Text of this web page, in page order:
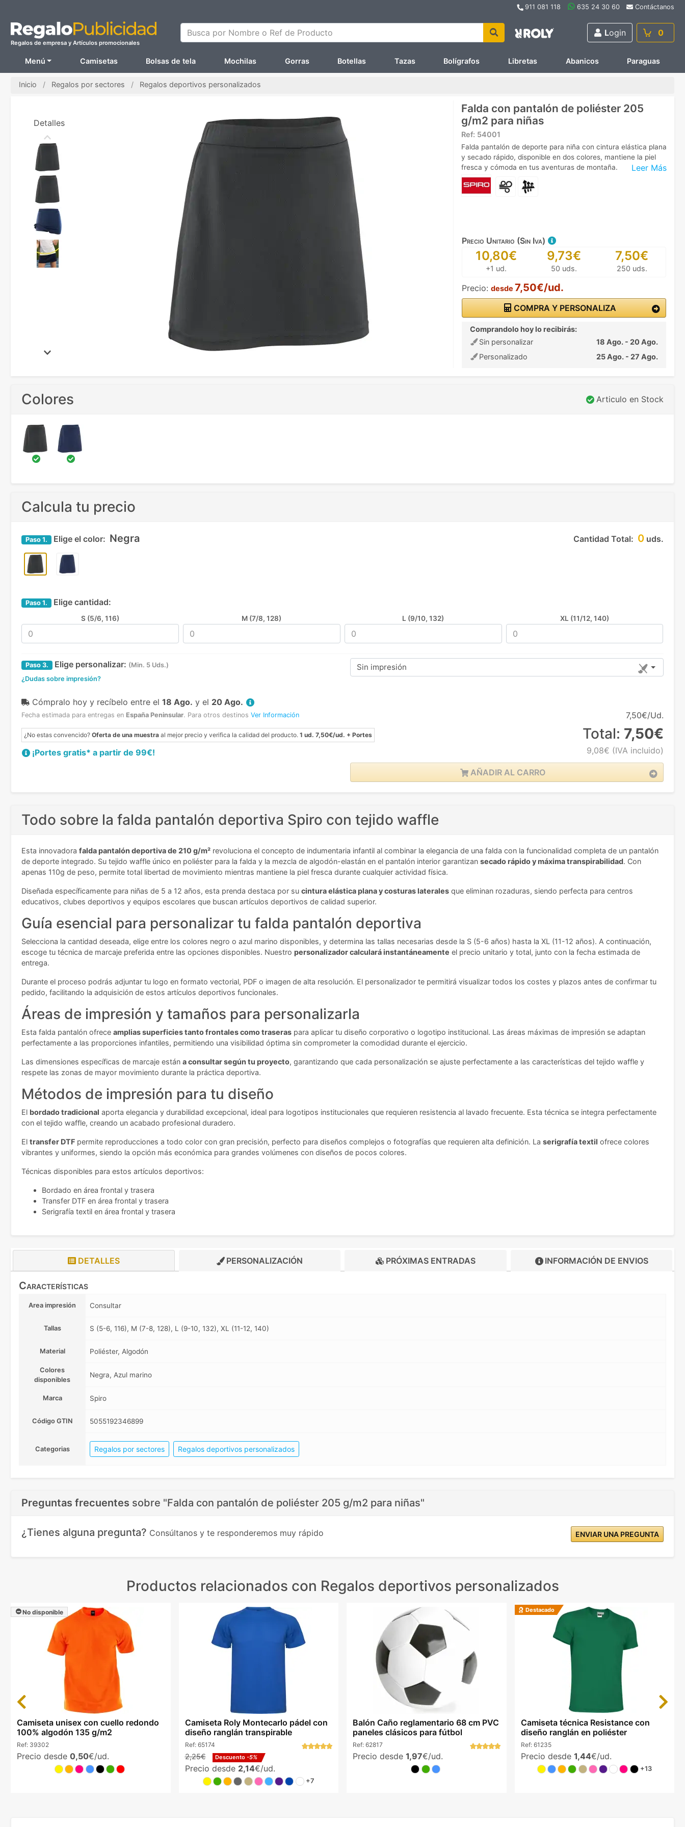
911 081 118 635 24 30 60 Contáctanos
Regalos de empresa y Artículos promocionales
Busca por Nombre o Ref de Producto Login 0
Menú Camisetas Bolsas de tela Mochilas Gorras Botellas Tazas Bolígrafos Libretas Abanicos Paraguas
Inicio Regalos por sectores Regalos deportivos personalizados
Falda con pantalón de poliéster 205
g/m2 para niñas
Ref: 54001
Leer Más
Falda pantalón de deporte para niña con cintura elástica plana
y secado rápido, disponible en dos colores, mantiene la piel
fresca y cómoda en tus aventuras de montaña.
Precio Unitario (Sin Iva)
10,80€
+1 ud.
9,73€
50 uds.
7,50€
250 uds.
Precio: desde 7,50€/ud.
COMPRA Y PERSONALIZA
Comprandolo hoy lo recibirás:
Sin personalizar
18 Ago. - 20 Ago.
Personalizado
25 Ago. - 27 Ago.
Detalles
Colores Articulo en Stock
Calcula tu precio
Cantidad Total: 0 uds.
Paso 1. Elige el color: Negra
Paso 1. Elige cantidad:
S (5/6, 116) M (7/8, 128) L (9/10, 132) XL (11/12, 140)
Paso 3. Elige personalizar: (Min. 5 Uds.)
¿Dudas sobre impresión?
Sin impresión
Cómpralo hoy y recíbelo entre el 18 Ago. y el 20 Ago.
Fecha estimada para entregas en España Peninsular. Para otros destinos Ver Información
¿No estas convencido? Oferta de una muestra al mejor precio y verifica la calidad del producto. 1 ud. 7,50€/ud. + Portes
¡Portes gratis* a partir de 99€!
7,50€/Ud.
Total: 7,50€
9,08€ (IVA incluido)
AÑADIR AL CARRO
Todo sobre la falda pantalón deportiva Spiro con tejido waffle
Esta innovadora falda pantalón deportiva de 210 g/m² revoluciona el concepto de indumentaria infantil al combinar la elegancia de una falda con la funcionalidad completa de un pantalón
de deporte integrado. Su tejido waffle único en poliéster para la falda y la mezcla de algodón-elastán en el pantalón interior garantizan secado rápido y máxima transpirabilidad. Con
apenas 110g de peso, permite total libertad de movimiento mientras mantiene la piel fresca durante cualquier actividad física.
Diseñada específicamente para niñas de 5 a 12 años, esta prenda destaca por su cintura elástica plana y costuras laterales que eliminan rozaduras, siendo perfecta para centros
educativos, clubes deportivos y equipos escolares que buscan artículos deportivos de calidad superior.
Guía esencial para personalizar tu falda pantalón deportiva
Selecciona la cantidad deseada, elige entre los colores negro o azul marino disponibles, y determina las tallas necesarias desde la S (5-6 años) hasta la XL (11-12 años). A continuación,
escoge tu técnica de marcaje preferida entre las opciones disponibles. Nuestro personalizador calculará instantáneamente el precio unitario y total, junto con la fecha estimada de
entrega.
Durante el proceso podrás adjuntar tu logo en formato vectorial, PDF o imagen de alta resolución. El personalizador te permitirá visualizar todos los costes y plazos antes de confirmar tu
pedido, facilitando la adquisición de estos artículos deportivos funcionales.
Áreas de impresión y tamaños para personalizarla
Esta falda pantalón ofrece amplias superficies tanto frontales como traseras para aplicar tu diseño corporativo o logotipo institucional. Las áreas máximas de impresión se adaptan
perfectamente a las proporciones infantiles, permitiendo una visibilidad óptima sin comprometer la comodidad durante el ejercicio.
Las dimensiones específicas de marcaje están a consultar según tu proyecto, garantizando que cada personalización se ajuste perfectamente a las características del tejido waffle y
respete las zonas de mayor movimiento durante la práctica deportiva.
Métodos de impresión para tu diseño
El bordado tradicional aporta elegancia y durabilidad excepcional, ideal para logotipos institucionales que requieren resistencia al lavado frecuente. Esta técnica se integra perfectamente
con el tejido waffle, creando un acabado profesional duradero.
El transfer DTF permite reproducciones a todo color con gran precisión, perfecto para diseños complejos o fotografías que requieren alta definición. La serigrafía textil ofrece colores
vibrantes y uniformes, siendo la opción más económica para grandes volúmenes con diseños de pocos colores.
Técnicas disponibles para estos artículos deportivos:
Bordado en área frontal y trasera
Transfer DTF en área frontal y trasera
Serigrafía textil en área frontal y trasera
DETALLES PERSONALIZACIÓN PRÓXIMAS ENTRADAS INFORMACIÓN DE ENVIOS
Características
Area impresión Consultar
Tallas S (5-6, 116), M (7-8, 128), L (9-10, 132), XL (11-12, 140)
Material Poliéster, Algodón
Colores
disponibles
Negra, Azul marino
Marca Spiro
Código GTIN 5055192346899
Categorias Regalos por sectores Regalos deportivos personalizados
Preguntas frecuentes sobre "Falda con pantalón de poliéster 205 g/m2 para niñas"
¿Tienes alguna pregunta? Consúltanos y te responderemos muy rápido ENVIAR UNA PREGUNTA
Productos relacionados con Regalos deportivos personalizados
No disponible
Camiseta unisex con cuello redondo
100% algodón 135 g/m2
Ref: 39302
Precio desde 0,50€/ud.
Camiseta Roly Montecarlo pádel con
diseño ranglán transpirable
Ref: 65174
2,25€ Descuento -5%
Precio desde 2,14€/ud.
+7
Balón Caño reglamentario 68 cm PVC
paneles clásicos para fútbol
Ref: 62817
Precio desde 1,97€/ud.
Destacado
Camiseta técnica Resistance con
diseño ranglán en poliéster
Ref: 61235
Precio desde 1,44€/ud.
+13
Previous Next